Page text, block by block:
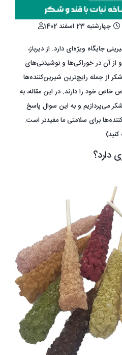
چهارشنبه 23 اسفند 1402
جایگاه ویژه‌ای دارد. از دیرباز،
از آن در خوراکی‌ها و نوشیدنی‌های
از جمله رایج‌ترین شیرین‌کننده‌ها
خود را دارند. در این مقاله، به
می‌پردازیم و به این سوال پاسخ
برای سلامتی ما مفیدتر است.
دارد؟